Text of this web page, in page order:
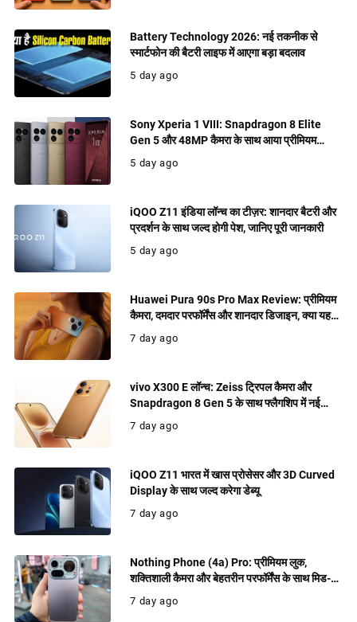
Battery Technology 2026: नई तकनीक से
स्मार्टफोन की बैटरी लाइफ में आएगा बड़ा बदलाव
5 day ago
Sony Xperia 1 VIII: Snapdragon 8 Elite
Gen 5 और 48MP कैमरा के साथ आया प्रीमियम
फ्लैगशिप, जानिए फीचर्स
5 day ago
iQOO Z11 इंडिया लॉन्च का टीज़र: शानदार बैटरी और
प्रदर्शन के साथ जल्द होगी पेश, जानिए पूरी जानकारी
5 day ago
Huawei Pura 90s Pro Max Review: प्रीमियम
कैमरा, दमदार परफॉर्मेंस और शानदार डिजाइन, क्या यह
खरीदने लायक फ्लैगशिप है?
7 day ago
vivo X300 E लॉन्च: Zeiss ट्रिपल कैमरा और
Snapdragon 8 Gen 5 के साथ फ्लैगशिप में नई
पेशकश
7 day ago
iQOO Z11 भारत में खास प्रोसेसर और 3D Curved
Display के साथ जल्द करेगा डेब्यू
7 day ago
Nothing Phone (4a) Pro: प्रीमियम लुक,
शक्तिशाली कैमरा और बेहतरीन परफॉर्मेंस के साथ मिड-
रेंज में धमाल मचाने को तैयार
7 day ago